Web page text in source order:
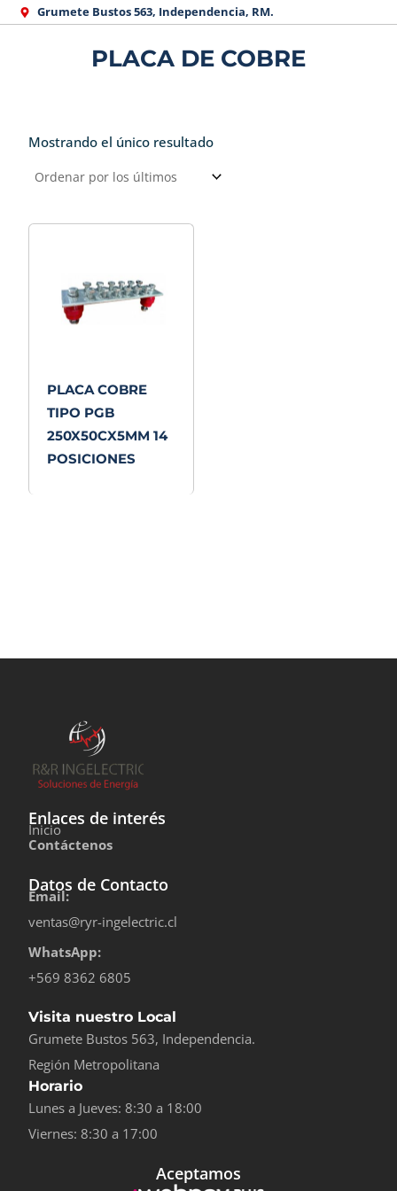
Grumete Bustos 563, Independencia, RM.
PLACA DE COBRE
Mostrando el único resultado
PLACA COBRE
TIPO PGB
250X50CX5MM 14
POSICIONES
Enlaces de interés
Inicio
Contáctenos
Datos de Contacto
Email:
ventas@ryr-ingelectric.cl
WhatsApp:
+569 8362 6805
Visita nuestro Local
Grumete Bustos 563, Independencia.
Región Metropolitana
Horario
Lunes a Jueves: 8:30 a 18:00
Viernes: 8:30 a 17:00
Aceptamos